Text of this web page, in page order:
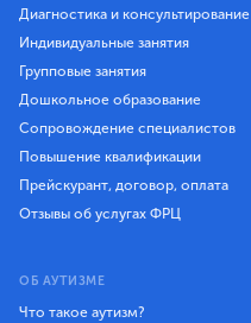
Диагностика и консультирование
Индивидуальные занятия
Групповые занятия
Дошкольное образование
Сопровождение специалистов
Повышение квалификации
Прейскурант, договор, оплата
Отзывы об услугах ФРЦ
ОБ АУТИЗМЕ
Что такое аутизм?